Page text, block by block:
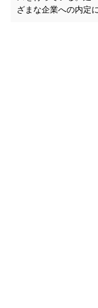
ざまな企業への内定